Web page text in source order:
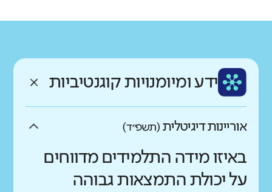
רקע חברתי כלכלי
ממוצע תלמידים בכיתה
גבוה נמוך ידע ומיומנויות קוגנטיביות
אוריינות דיגיטלית (תשפ״ד)
באיזו מידה התלמידים מדווחים
על יכולת התמצאות גבוהה